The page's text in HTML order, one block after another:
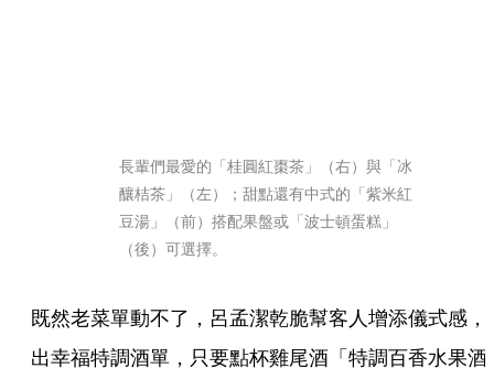
長輩們最愛的「桂圓紅棗茶」（右）與「冰
釀桔茶」（左）；甜點還有中式的「紫米紅
豆湯」（前）搭配果盤或「波士頓蛋糕」
（後）可選擇。
既然老菜單動不了，呂孟潔乾脆幫客人增添儀式感，
出幸福特調酒單，只要點杯雞尾酒「特調百香水果酒